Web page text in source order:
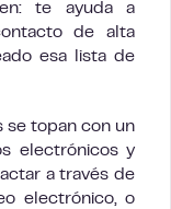
te ayuda a
de alta
esa lista de
se topan con un
electrónicos y
a través de
electrónico, o